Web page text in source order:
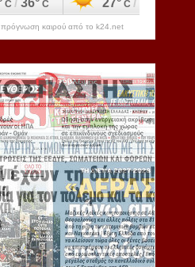
πρόγνωση καιρού από το k24.net